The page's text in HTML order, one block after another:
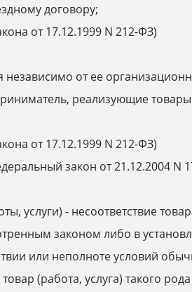
договору;
от 17.12.1999 N 212-ФЗ)
независимо от ее
реализующие
от 17.12.1999 N 212-ФЗ)
закон от 21.12.2004 N
услуги) - несоответствие
законом либо в
или неполноте условий
(работа, услуга) такого